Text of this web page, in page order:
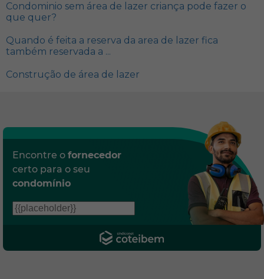
Condominio sem área de lazer criança pode fazer o
que quer?
Quando é feita a reserva da area de lazer fica
também reservada a ...
Construção de área de lazer
Encontre o fornecedor
certo para o seu
condomínio